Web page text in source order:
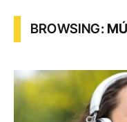
BROWSING: